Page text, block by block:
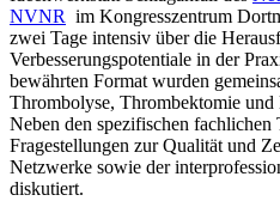
NVNR im Kongresszentrum
zwei Tage intensiv über die
Verbesserungspotentiale in der
bewährten Format wurden
Thrombolyse, Thrombektomie und
Neben den spezifischen fachlichen
Fragestellungen zur Qualität und
Netzwerke sowie der
diskutiert.